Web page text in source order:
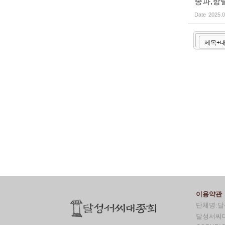
Date
이용약관
단체명:
달성서씨